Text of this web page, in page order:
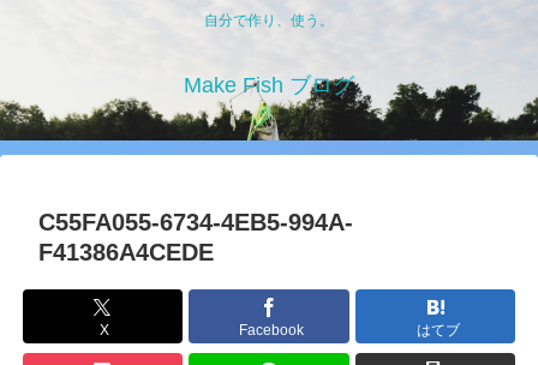
自分で作り、使う。
Make Fish ブログ
C55FA055-6734-4EB5-994A-
F41386A4CEDE
X Facebook はてブ